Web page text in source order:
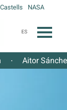
Castells NASA
ES
· Aitor